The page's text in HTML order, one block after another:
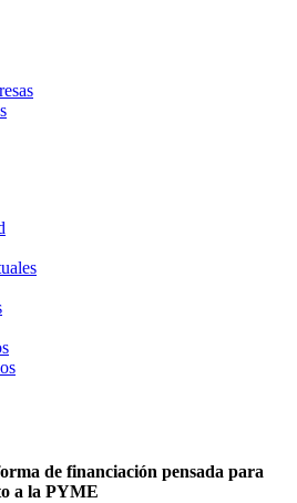
de financiación pensada para
a la PYME